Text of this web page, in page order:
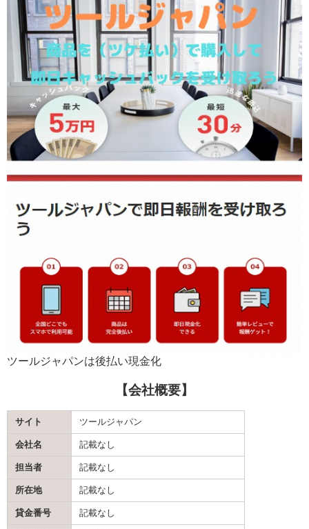
ツールジャパンは後払い現金化
【会社概要】
サイト ツールジャパン
会社名 記載なし
担当者 記載なし
所在地 記載なし
貸金番号 記載なし